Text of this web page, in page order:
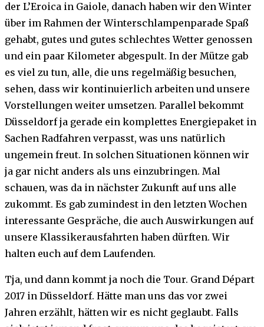
der L’Eroica in Gaiole, danach haben wir den Winter
über im Rahmen der Winterschlampenparade Spaß
gehabt, gutes und gutes schlechtes Wetter genossen
und ein paar Kilometer abgespult. In der Mütze gab
es viel zu tun, alle, die uns regelmäßig besuchen,
sehen, dass wir kontinuierlich arbeiten und unsere
Vorstellungen weiter umsetzen. Parallel bekommt
Düsseldorf ja gerade ein komplettes Energiepaket in
Sachen Radfahren verpasst, was uns natürlich
ungemein freut. In solchen Situationen können wir
ja gar nicht anders als uns einzubringen. Mal
schauen, was da in nächster Zukunft auf uns alle
zukommt. Es gab zumindest in den letzten Wochen
interessante Gespräche, die auch Auswirkungen auf
unsere Klassikerausfahrten haben dürften. Wir
halten euch auf dem Laufenden.
Tja, und dann kommt ja noch die Tour. Grand Départ
2017 in Düsseldorf. Hätte man uns das vor zwei
Jahren erzählt, hätten wir es nicht geglaubt. Falls